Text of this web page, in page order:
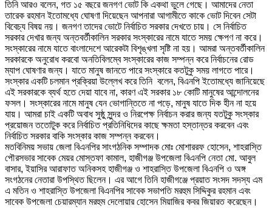
তিনি আরও বলেন, গত ১৫ বছরে জনগণ ভোট কি একথা ভুলে গেছে। আমাদের নেতা
তারেক রহমান ইতোমধ্যে ঘোষণা দিয়েছেন আপনারা আগামীতে কাকে ভোট দিবেন সেটা
বিবেচ্য বিষয় নয়। জনগণ তাদের ভোটে নির্বাচিত সরকার দেখতে চায়। সে নির্বাচিত
সরকার দেখার জন্য অন্তবর্তীকালিন সরকার সংস্কারের নামে যাতে সময় ক্ষেপণ না করে।
সংস্কারের নামে যাতে বাংলাদেশে আরেকটা বিশৃঙ্খলা সৃষ্টি না হয়। আমরা অন্তবর্তীকালিন
সরকারকে অনুরোধ করবো অনতিবিলম্বে সংস্কারের কাজ সম্পন্ন করে নির্বাচনের রোড
ম্যাপ ঘোষণার জন্য। যাতে মানুষ জানতে পারে সংস্কারে কতটুকু সময় লাগতে পারে।
সংস্কার একটি চলমান প্রক্রিয়া উল্লেখ করে তিনি বলেন, বিএনপি ইতোমধ্যে জানিয়েছে
এই সরকারকে ব্যর্থ হতে দেয়া যাবে না, কারণ এই সরকার ১৮ কোটি মানুষের আন্দোলনের
ফসল। সংস্কারের নামে মানুষ যেন ভোগান্তিতে না পড়ে, মানুষ যাতে দিক হীন না হয়ে
যায়। আমরা চাই একটি অবাধ সুষ্ঠু সুন্দর ও নিরপেক্ষ নির্বাচন করার জন্য যতটুকু সংস্কার
প্রয়োজন ততোটুক করে নির্বাচিত প্রতিনিধিদের কাছে ক্ষমতা হস্তান্তর করবেন এবং
নির্বাচিত সরকার বাকি সংস্কার কাজ সম্পন্ন করবেন।
মতবিনিময় সভায় জেলা বিএনপির সাংগঠনিক সম্পাদক মোঃ মোশাররফ হোসেন, শাহরাস্তি
পৌরসভার সাবেক মেয়র মোস্তফা কামাল, হাজীগঞ্জ উপজেলা বিএনপি নেতা মো. আবুল
বাসার, ইয়াসির আরাফাত অনিকসহ হাজীগঞ্জ ও শাহরাস্তি উপজেলা বিএনপি ও অঙ্গ
সংগঠনের নেতারা উপস্থিত ছিলেন। এর আগে তিনি হাজীগঞ্জে প্রয়াত সংসদ সদস্য এম
এ মতিন ও শাহরাস্তি উপজেলা বিএনপির সাবেক সভাপতি মরহুম সিদ্দিকুর রহমান এবং
সাবেক উপজেলা চেয়ারম্যান মরহুম দেলোয়ার হোসেন মিয়াজির কবর জিয়ারত করেছেন।